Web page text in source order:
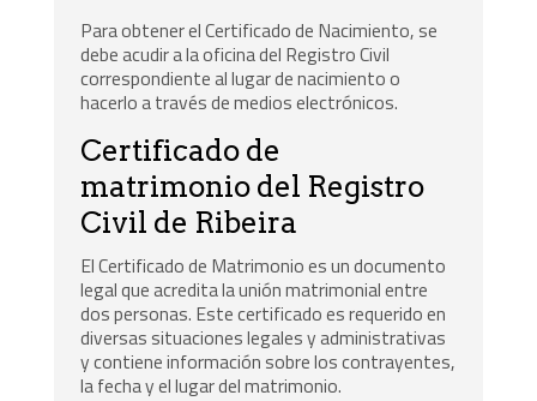
Para obtener el Certificado de Nacimiento, se
debe acudir a la oficina del Registro Civil
correspondiente al lugar de nacimiento o
hacerlo a través de medios electrónicos.
Certificado de
matrimonio del Registro
Civil de Ribeira
El Certificado de Matrimonio es un documento
legal que acredita la unión matrimonial entre
dos personas. Este certificado es requerido en
diversas situaciones legales y administrativas
y contiene información sobre los contrayentes,
la fecha y el lugar del matrimonio.